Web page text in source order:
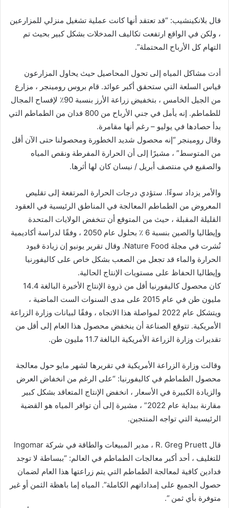
قال بلانكينشيب: “قد تعتقد أنها كانت عملية تشغيل منزلي للمزارعين
، ولكن في الواقع ارتفعت تكاليف المدخلات بشكل كبير بحيث تم
التهام كل الأرباح المحتملة”.
أدت مشاكل المياه إلى تحول المحاصيل حيث يحاول المزارعون
قياس السلعة التي ستحقق أكبر عوائد. قام بروس رومينجر ، مزارع
من الجيل الخامس ، بتخفيض زراعة الأرز بنسبة 90٪ لإفساح المجال
للطماطم. إنه يأمل في جني الأرباح من 800 فدان من الطماطم التي
بدأ حصادها في يوليو – رغم أنها مقامرة.
وقال رومينجر “إنه محصول شديد الخطورة ومحصولنا حتى الآن أقل
من المتوسط” ، مشيرًا إلى أن الحرارة المفرطة ونقص المياه
والصقيع في منتصف أبريل / نيسان كان لها أثرها.
والأمر يزداد سوءًا. ستؤدي درجات الحرارة المرتفعة إلى تقليص
المعروض من الطماطم المعالجة في المناطق الرئيسية في العقود
القليلة المقبلة ، حيث من المتوقع أن تنخفض الولايات المتحدة
وإيطاليا والصين بنسبة 6 ٪ بحلول عام 2050 ، وفقًا لدراسة أكاديمية
نُشرت في مجلة Nature Food. وقال تقرير يونيو إن زيادة قيود
الحرارة والماء قد تجعل من الصعب بشكل خاص على كاليفورنيا
وإيطاليا الحفاظ على مستويات الإنتاج الحالية.
كان محصول كاليفورنيا أقل من ذروة الإنتاج الأخيرة البالغة 14.4
مليون طن في عام 2015 على مدى السنوات الست الماضية ،
ويتشكل عام 2022 لمواصلة هذا الاتجاه ، وفقًا لبيانات وزارة الزراعة
الأمريكية. تتوقع الصناعة أن ينخفض ​​محصول هذا العام إلى أقل من
تقديرات وزارة الزراعة الأمريكية البالغة 11.7 مليون طن.
وقالت وزارة الزراعة الأمريكية في تقريرها لشهر مايو حول معالجة
محصول الطماطم في كاليفورنيا: “على الرغم من انخفاض العرض
والزيادة الكبيرة في الأسعار ، انخفض الإنتاج المتعاقد بشكل كبير
مقارنة ببداية عام 2022” ، مشيرة إلى أن توافر المياه هو القضية
الرئيسية التي تواجه المنتجين.
قال R. Greg Pruett ، مدير المبيعات والطاقة في شركة Ingomar
للتغليف ، أحد أكبر معالجات الطماطم في العالم: “ببساطة لا توجد
فدادين كافية لمعالجة الطماطم التي يتم زراعتها هذا العام لضمان
حصول الجميع على إمداداتهم الكاملة”. المياه إما باهظة الثمن أو غير
متوفرة بأي ثمن “.